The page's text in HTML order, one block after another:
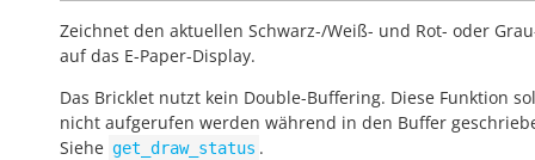
Zeichnet den aktuellen Schwarz-/Weiß- und Rot- oder
auf das E-Paper-Display.
Das Bricklet nutzt kein Double-Buffering. Diese Funktion
nicht aufgerufen werden während in den Buffer
Siehe get_draw_status .